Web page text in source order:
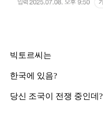
빅토르씨는
한국에 있음?
당신 조국이 전쟁 중인데?